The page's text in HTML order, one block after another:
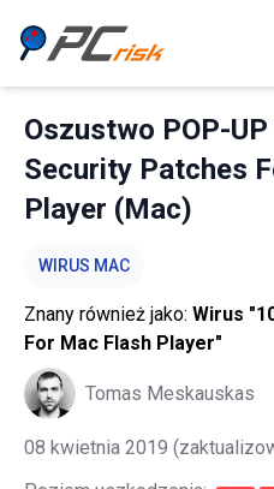
Oszustwo POP-
Security Patches
Player (Mac)
WIRUS MAC
Znany również jako: Wirus
For Mac Flash Player"
Tomas Meskauskas
08 kwietnia 2019